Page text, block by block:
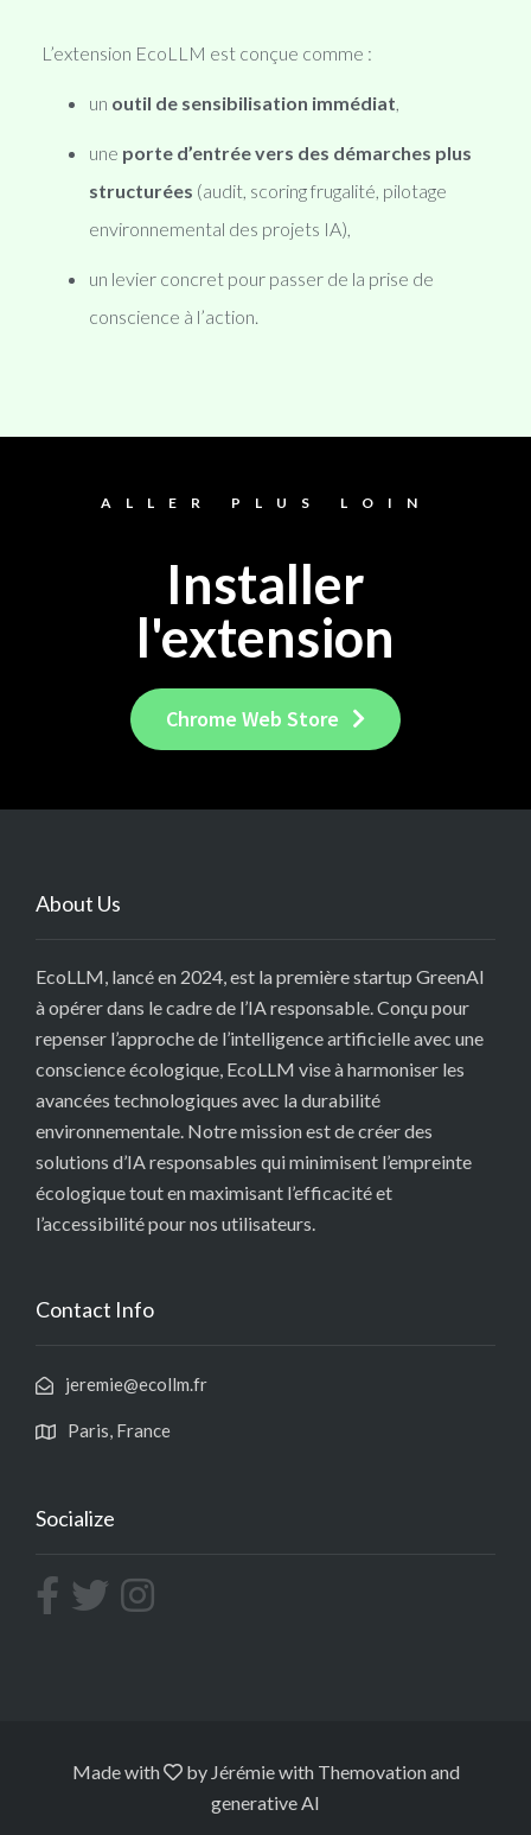
L’extension EcoLLM est conçue comme :
un outil de sensibilisation immédiat,
une porte d’entrée vers des démarches plus
structurées (audit, scoring frugalité, pilotage
environnemental des projets IA),
un levier concret pour passer de la prise de
conscience à l’action.
ALLER PLUS LOIN
Installer
l'extension
Chrome Web Store
About Us
EcoLLM, lancé en 2024, est la première startup GreenAI
à opérer dans le cadre de l’IA responsable. Conçu pour
repenser l’approche de l’intelligence artificielle avec une
conscience écologique, EcoLLM vise à harmoniser les
avancées technologiques avec la durabilité
environnementale. Notre mission est de créer des
solutions d’IA responsables qui minimisent l’empreinte
écologique tout en maximisant l’efficacité et
l’accessibilité pour nos utilisateurs.
Contact Info
jeremie@ecollm.fr
Paris, France
Socialize
Made with by Jérémie with Themovationand
generative AI